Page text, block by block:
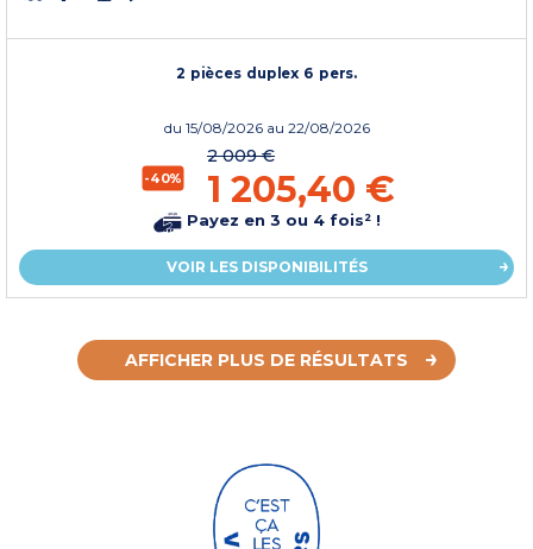
2 pièces duplex 6 pers.
du 15/08/2026 au 22/08/2026
-40%
2 009 €
1 205,40 €
Payez en 3 ou 4 fois² !
VOIR LES DISPONIBILITÉS
AFFICHER PLUS DE RÉSULTATS